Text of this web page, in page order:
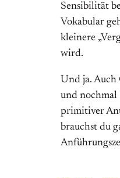
Sensibilität
Vokabular
kleinere
wird.
Und ja. Auch
und nochmal
primitiver
brauchst du